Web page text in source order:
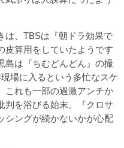
は、TBSは『朝ドラ効果で
皮算用をしていたようです
島は『ちむどんどん』の撮
場に入るという多忙なスケ
これも一部の過激アンチか
判を浴びる始末。『クロサ
シングが続かないかが心配